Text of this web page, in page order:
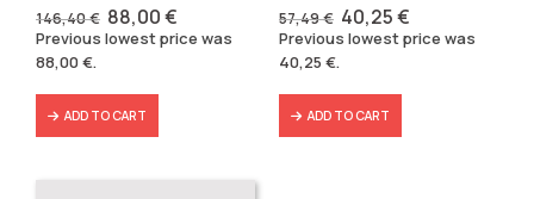
146,40€ Original
price
was:
88,00€Current
price
is:
Previous lowest price was
88,00€.
ADD TO CART
57,49€ Original
price
was:
57,49 €.
40,25€Current
price
is:
Previous lowest price was
40,25 €.
ADD TO CART